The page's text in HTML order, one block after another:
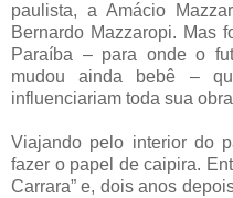
paulista, a Amácio
Bernardo Mazzaropi. Mas
Paraíba – para onde o
mudou ainda bebê –
influenciariam toda sua
Viajando pelo interior do
fazer o papel de caipira.
Carrara” e, dois anos